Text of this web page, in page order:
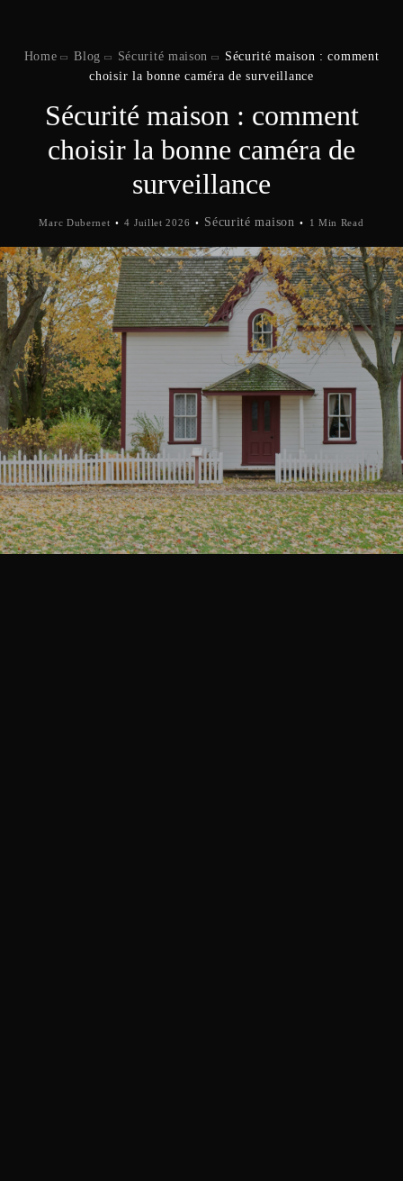
Home Blog Sécurité maison
Sécurité maison : comment
choisir la bonne caméra de surveillance
Sécurité maison : comment
choisir la bonne caméra de
surveillance
Marc Dubernet 4 Juillet 2026 Sécurité maison 1 Min Read